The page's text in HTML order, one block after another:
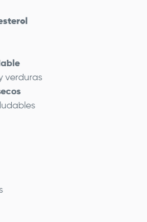
verduras